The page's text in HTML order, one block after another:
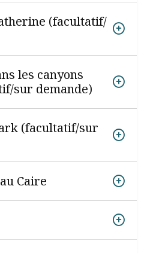
(facultatif/
les canyons
sur demande)
(facultatif/sur
Caire